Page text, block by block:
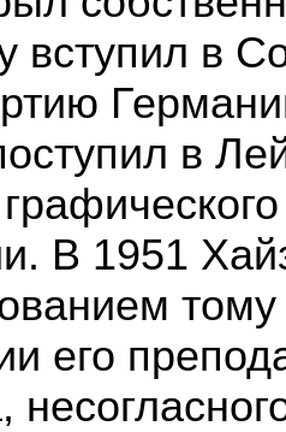
вступил в
в
В 1951
его